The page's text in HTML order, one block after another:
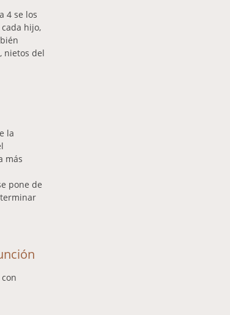
4 se los
hijo,
nietos del
la
más
pone de